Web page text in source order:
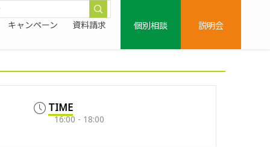
キャンペーン 資料請求
個別相談
説明会
TIME
16:00 - 18:00